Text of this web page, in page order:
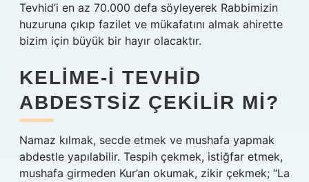
Tevhid’i en az 70.000 defa söyleyerek Rabbimizin
huzuruna çıkıp fazilet ve mükafatını almak ahirette
bizim için büyük bir hayır olacaktır.
KELIME-I TEVHID
ABDESTSIZ ÇEKILIR MI?
Namaz kılmak, secde etmek ve mushafa yapmak
abdestle yapılabilir. Tespih çekmek, istiğfar etmek,
mushafa girmeden Kur’an okumak, zikir çekmek; “La